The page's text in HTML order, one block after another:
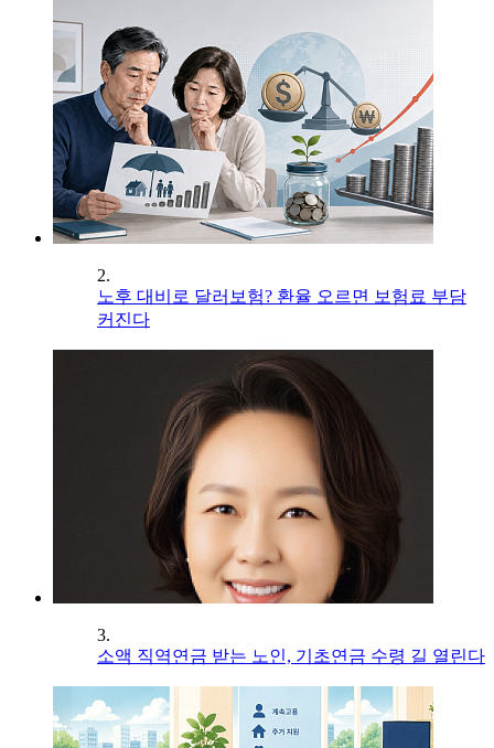
2.
노후 대비로 달러보험? 환율 오르면 보험료 부담
커진다
3.
소액 직역연금 받는 노인, 기초연금 수령 길 열린다